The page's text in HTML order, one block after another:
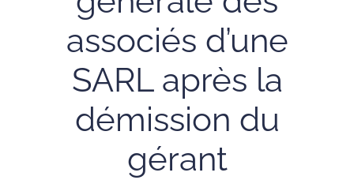
associés d’une
SARL après la
démission du
gérant